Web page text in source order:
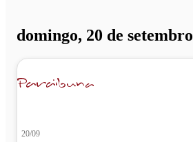
domingo, 20 de setembro
20/09